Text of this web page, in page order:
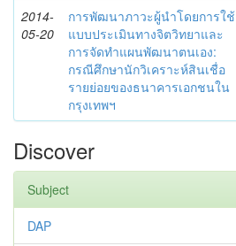
2014-
05-20
การพัฒนาภาวะผู้นำโดยการใช้
แบบประเมินทางจิตวิทยาและ
การจัดทำแผนพัฒนาตนเอง:
กรณีศึกษานักวิเคราะห์สินเชื่อ
รายย่อยของธนาคารเอกชนใน
กรุงเทพฯ
Discover
Subject
DAP